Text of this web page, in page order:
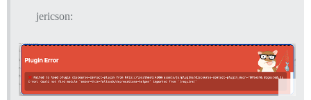
jericson: